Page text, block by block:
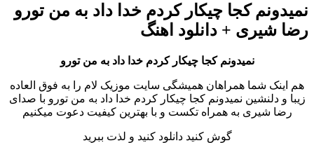
نمیدونم کجا چیکار کردم خدا داد به من تورو
رضا شیری + دانلود اهنگ
نمیدونم کجا چیکار کردم خدا داد به من تورو
هم اینک شما همراهان همیشگی سایت موزیک لام را به فوق العاده
زیبا و دلنشین نمیدونم کجا چیکار کردم خدا داد به من تورو با صدای
رضا شیری به همراه تکست و با بهترین کیفیت دعوت میکنیم
گوش کنید دانلود کنید و لذت ببرید